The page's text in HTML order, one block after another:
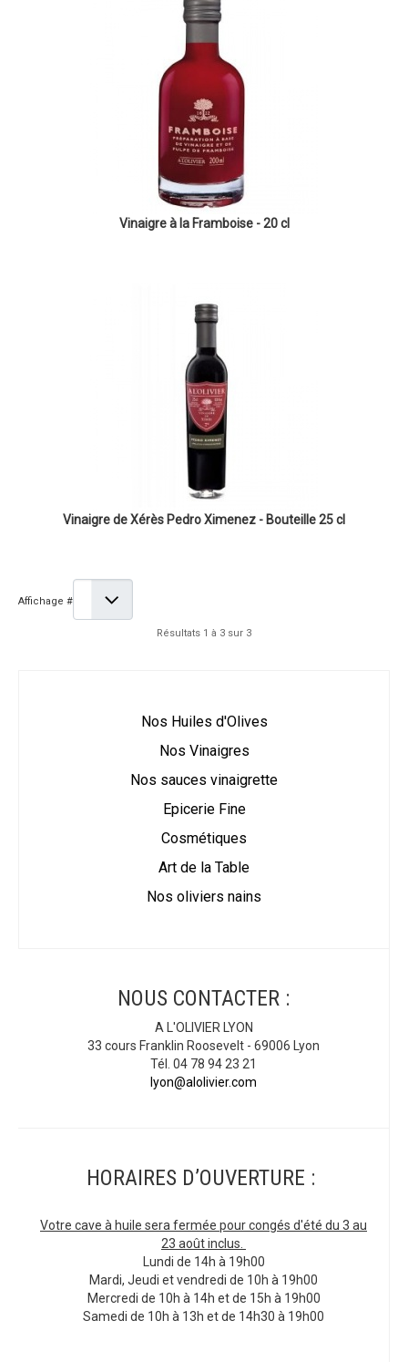
Vinaigre à la Framboise - 20 cl
Vinaigre de Xérès Pedro Ximenez - Bouteille 25 cl
Affichage #
Résultats 1 à 3 sur 3
Nos Huiles d'Olives
Nos Vinaigres
Nos sauces vinaigrette
Epicerie Fine
Cosmétiques
Art de la Table
Nos oliviers nains
NOUS CONTACTER :
A L'OLIVIER LYON
33 cours Franklin Roosevelt - 69006 Lyon
Tél. 04 78 94 23 21
lyon@alolivier.com
HORAIRES D’OUVERTURE :
Votre cave à huile sera fermée pour congés d'été du 3 au
23 août inclus.
Lundi de 14h à 19h00
Mardi, Jeudi et vendredi de 10h à 19h00
Mercredi de 10h à 14h et de 15h à 19h00
Samedi de 10h à 13h et de 14h30 à 19h00